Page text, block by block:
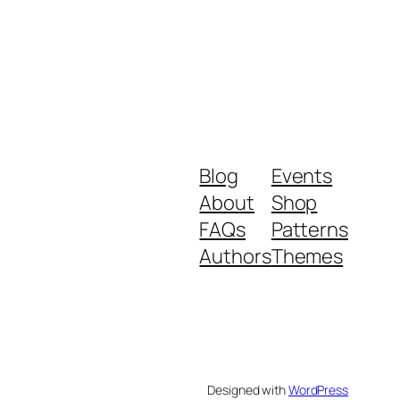
Blog
About
FAQs
Authors
Events
Shop
Patterns
Themes
Designed withWordPress